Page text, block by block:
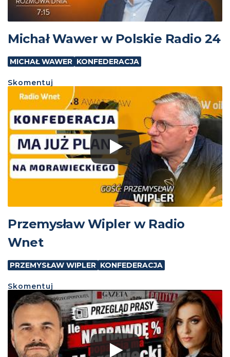
Michał Wawer w Polskie Radio 24
MICHAŁ WAWER KONFEDERACJA
Skomentuj
Przemysław Wipler w Radio
Wnet
PRZEMYSŁAW WIPLER KONFEDERACJA
Skomentuj